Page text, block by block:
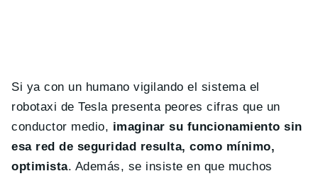
Si ya con un humano vigilando el sistema el
robotaxi de Tesla presenta peores cifras que un
conductor medio, imaginar su funcionamiento sin
esa red de seguridad resulta, como mínimo,
optimista. Además, se insiste en que muchos